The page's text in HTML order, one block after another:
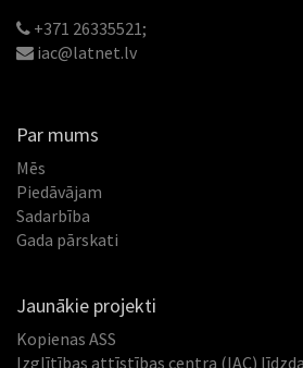
+371 26335521;
iac@latnet.lv
Par mums
Mēs
Piedāvājam
Sadarbība
Gada pārskati
Jaunākie projekti
Kopienas ASS
Izglītības attīstības centra (IAC)